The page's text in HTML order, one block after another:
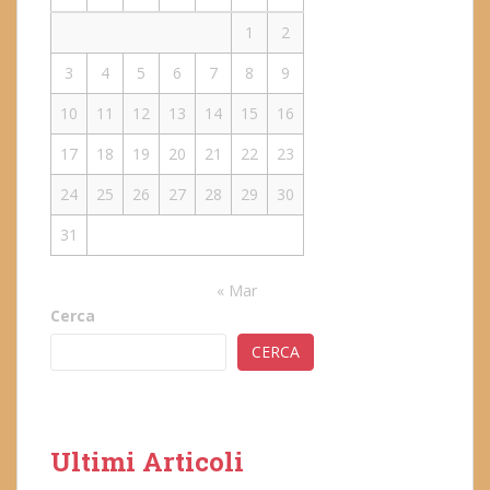
1
2
3
4 5 6 7 8
9
10
11 12 13 14 15
16
17
18 19 20 21 22
23
24
25 26 27 28 29
30
31
« Mar
Cerca
CERCA
Ultimi Articoli